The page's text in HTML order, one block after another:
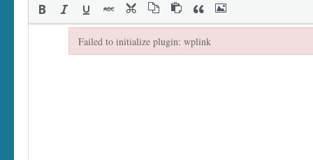
Failed to initialize plugin: wplink
Failed to initialize plugin: wplink